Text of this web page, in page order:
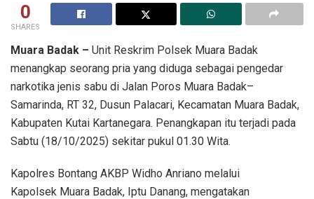
0
SHARES
Muara Badak – Unit Reskrim Polsek Muara Badak
menangkap seorang pria yang diduga sebagai pengedar
narkotika jenis sabu di Jalan Poros Muara Badak–
Samarinda, RT 32, Dusun Palacari, Kecamatan Muara Badak,
Kabupaten Kutai Kartanegara. Penangkapan itu terjadi pada
Sabtu (18/10/2025) sekitar pukul 01.30 Wita.
Kapolres Bontang AKBP Widho Anriano melalui
Kapolsek Muara Badak, Iptu Danang, mengatakan